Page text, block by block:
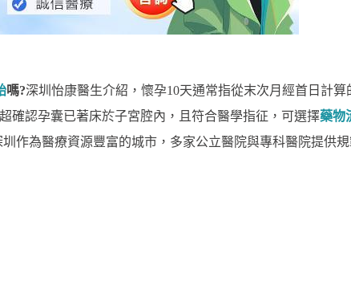
嗎?深圳怡康醫生介紹，懷孕10天通常指從末次月經首日計算
確認孕囊已著床於子宮腔內，且符合醫學指征，可選擇藥物
作為醫療資源豐富的城市，多家公立醫院與專科醫院提供